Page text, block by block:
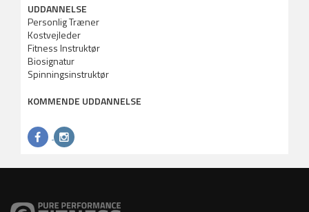
UDDANNELSE
Personlig Træner
Kostvejleder
Fitness Instruktør
Biosignatur
Spinningsinstruktør
KOMMENDE UDDANNELSE